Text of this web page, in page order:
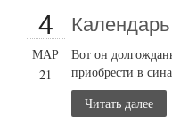
4
МАР
21
Вот он
приобрести в
Читать далее